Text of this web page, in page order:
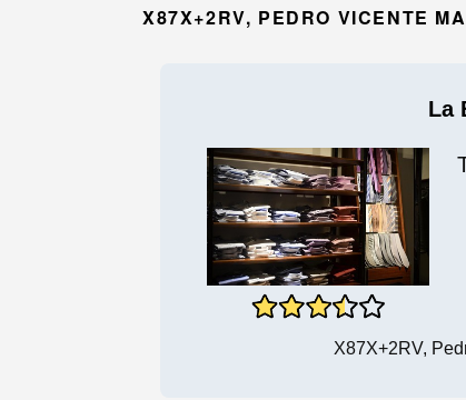
X87X+2RV, PEDRO VICENTE
La
X87X+2RV,